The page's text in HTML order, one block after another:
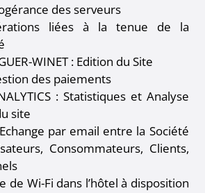
des serveurs
liées à la tenue de la
WINET : Edition du Site
des paiements
: Statistiques et Analyse
site
par email entre la Société
Consommateurs, Clients,
de Wi-Fi dans l’hôtel à disposition